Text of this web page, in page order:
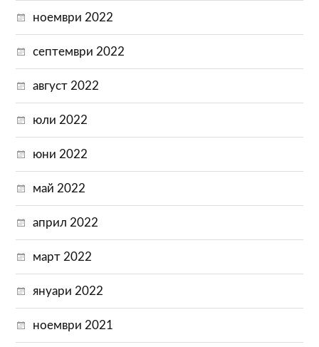
ноември 2022
септември 2022
август 2022
юли 2022
юни 2022
май 2022
април 2022
март 2022
януари 2022
ноември 2021